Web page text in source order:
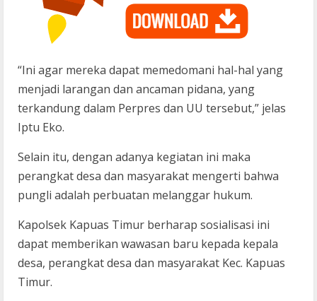
“Ini agar mereka dapat memedomani hal-hal yang
menjadi larangan dan ancaman pidana, yang
terkandung dalam Perpres dan UU tersebut,” jelas
Iptu Eko.
Selain itu, dengan adanya kegiatan ini maka
perangkat desa dan masyarakat mengerti bahwa
pungli adalah perbuatan melanggar hukum.
Kapolsek Kapuas Timur berharap sosialisasi ini
dapat memberikan wawasan baru kepada kepala
desa, perangkat desa dan masyarakat Kec. Kapuas
Timur.